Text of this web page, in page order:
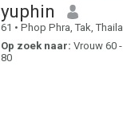
yuphin
61 • Phop Phra, Tak, Thailand
Op zoek naar: Vrouw 60 -
80